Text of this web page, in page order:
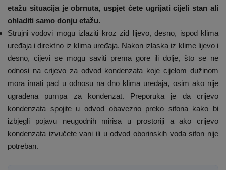
etažu situacija je obrnuta, uspjet ćete ugrijati cijeli stan ali
ohladiti samo donju etažu.
Strujni vodovi mogu izlaziti kroz zid lijevo, desno, ispod klima
uređaja i direktno iz klima uređaja. Nakon izlaska iz klime lijevo i
desno, cijevi se mogu saviti prema gore ili dolje, što se ne
odnosi na crijevo za odvod kondenzata koje cijelom dužinom
mora imati pad u odnosu na dno klima uređaja, osim ako nije
ugrađena pumpa za kondenzat. Preporuka je da crijevo
kondenzata spojite u odvod obavezno preko sifona kako bi
izbjegli pojavu neugodnih mirisa u prostoriji a ako crijevo
kondenzata izvučete vani ili u odvod oborinskih voda sifon nije
potreban.